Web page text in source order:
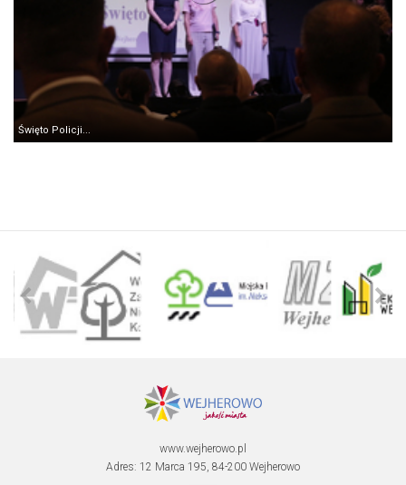
Święto Policji...
www.wejherowo.pl
Adres: 12 Marca 195, 84-200 Wejherowo